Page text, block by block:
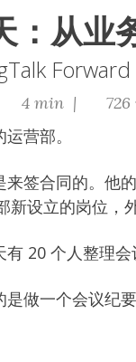
：从
4 min |
营部。
来签合同的。他
设立的岗位，外
20 个人整理会
做一个会议纪要